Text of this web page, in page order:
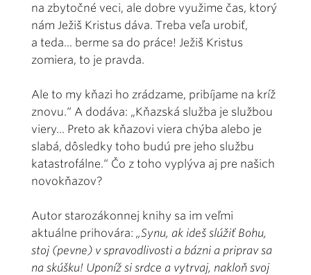
na zbytočné veci, ale dobre využime čas, ktorý
nám Ježiš Kristus dáva. Treba veľa urobiť,
a teda... berme sa do práce! Ježiš Kristus
zomiera, to je pravda.
Ale to my kňazi ho zrádzame, pribíjame na kríž
znovu.“ A dodáva: „Kňazská služba je službou
viery... Preto ak kňazovi viera chýba alebo je
slabá, dôsledky toho budú pre jeho službu
katastrofálne.“ Čo z toho vyplýva aj pre našich
novokňazov?
Autor starozákonnej knihy sa im veľmi
aktuálne prihovára: „Synu, ak ideš slúžiť Bohu,
stoj (pevne) v spravodlivosti a bázni a priprav sa
na skúšku! Uponíž si srdce a vytrvaj, nakloň svoj